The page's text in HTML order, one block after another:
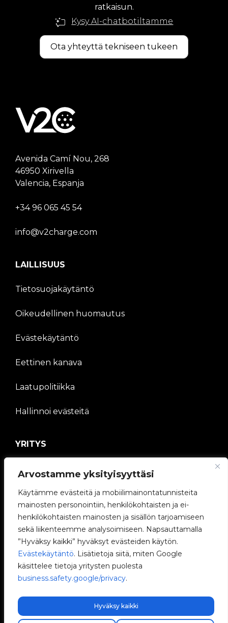
Arvostamme yksityisyyttäsi
Käytämme evästeitä ja mobiilimainontatunnisteita
mainosten personointiin, henkilökohtaisten ja ei-
henkilökohtaisten mainosten ja sisällön tarjoamiseen
sekä liikenteemme analysoimiseen. Napsauttamalla
”Hyväksy kaikki” hyväksyt evästeiden käytön.
Evästekäytäntö. Lisätietoja siitä, miten Google
käsittelee tietoja yritysten puolesta
business.safety.google/privacy.
Hyväksy kaikki
ratkaisun.
Kysy AI-chatbotiltamme
Ota yhteyttä tekniseen tukeen
Avenida Camí Nou, 268
46950 Xirivella
Valencia, Espanja
+34 96 065 45 54
info@v2charge.com
LAILLISUUS
Tietosuojakäytäntö
Oikeudellinen huomautus
Evästekäytäntö
Eettinen kanava
Laatupolitiikka
Hallinnoi evästeitä
YRITYS
V2C-yhteisö
Työskentele kanssamme
e-Chargers
V2C Power
V2C Cloud